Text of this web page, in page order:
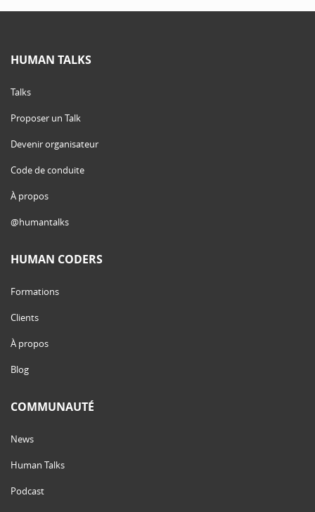
HUMAN TALKS
Talks
Proposer un Talk
Devenir organisateur
Code de conduite
À propos
@humantalks
HUMAN CODERS
Formations
Clients
À propos
Blog
COMMUNAUTÉ
News
Human Talks
Podcast